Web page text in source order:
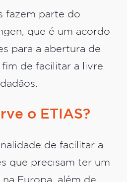
fazem parte do
que é um acordo
para a abertura de
fim de facilitar a livre
o ETIAS?
de facilitar a
que precisam ter um
Europa, além de